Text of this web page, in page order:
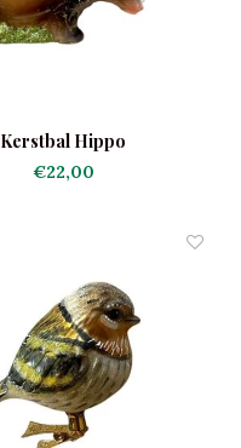
Kerstbal Hippo
€22,00